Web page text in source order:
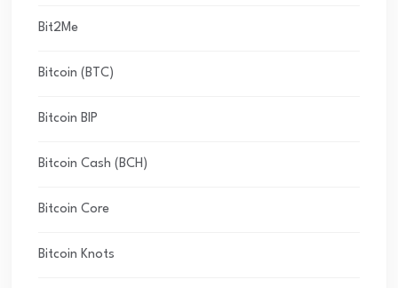
Bit2Me
Bitcoin (BTC)
Bitcoin BIP
Bitcoin Cash (BCH)
Bitcoin Core
Bitcoin Knots